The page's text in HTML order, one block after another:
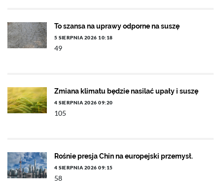
To szansa na uprawy odporne na suszę
5 SIERPNIA 2026 10:18
49
Zmiana klimatu będzie nasilać upały i suszę
4 SIERPNIA 2026 09:20
105
Rośnie presja Chin na europejski przemysł.
4 SIERPNIA 2026 09:15
58